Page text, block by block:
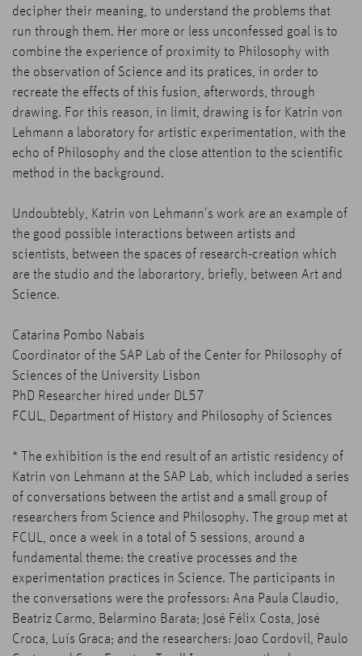
decipher their meaning, to understand the problems that
run through them. Her more or less unconfessed goal is to
combine the experience of proximity to Philosophy with
the observation of Science and its pratices, in order to
recreate the effects of this fusion, afterwords, through
drawing. For this reason, in limit, drawing is for Katrin von
Lehmann a laboratory for artistic experimentation, with the
echo of Philosophy and the close attention to the scientific
method in the background.
Undoubtebly, Katrin von Lehmann's work are an example of
the good possible interactions between artists and
scientists, between the spaces of research-creation which
are the studio and the laborartory, briefly, between Art and
Science.
Catarina Pombo Nabais
Coordinator of the SAP Lab of the Center for Philosophy of
Sciences of the University Lisbon
PhD Researcher hired under DL57
FCUL, Department of History and Philosophy of Sciences
* The exhibition is the end result of an artistic residency of
Katrin von Lehmann at the SAP Lab, which included a series
of conversations between the artist and a small group of
researchers from Science and Philosophy. The group met at
FCUL, once a week in a total of 5 sessions, around a
fundamental theme: the creative processes and the
experimentation practices in Science. The participants in
the conversations were the professors: Ana Paula Claudio,
Beatriz Carmo, Belarmino Barata; José Félix Costa, José
Croca, Luís Graca; and the researchers: Joao Cordovil, Paulo